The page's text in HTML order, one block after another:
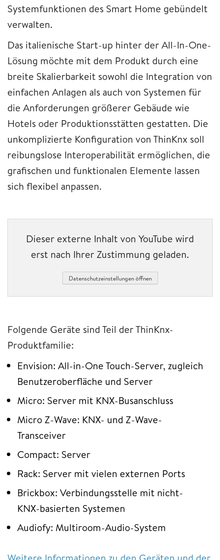
Systemfunktionen des Smart Home gebündelt
verwalten.
Das italienische Start-up hinter der All-In-One-
Lösung möchte mit dem Produkt durch eine
breite Skalierbarkeit sowohl die Integration von
einfachen Anlagen als auch von Systemen für
die Anforderungen größerer Gebäude wie
Hotels oder Produktionsstätten gestatten. Die
unkomplizierte Konfiguration von ThinKnx soll
reibungslose Interoperabilität ermöglichen, die
grafischen und funktionalen Elemente lassen
sich flexibel anpassen.
Dieser externe Inhalt von YouTube wird
erst nach Ihrer Zustimmung geladen.
Datenschutzeinstellungen öffnen
Folgende Geräte sind Teil der ThinKnx-
Produktfamilie:
Envision: All-in-One Touch-Server, zugleich
Benutzeroberfläche und Server
Micro: Server mit KNX-Busanschluss
Micro Z-Wave: KNX- und Z-Wave-
Transceiver
Compact: Server
Rack: Server mit vielen externen Ports
Brickbox: Verbindungsstelle mit nicht-
KNX-basierten Systemen
Audiofy: Multiroom-Audio-System